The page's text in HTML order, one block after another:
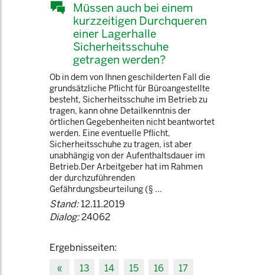
Müssen auch bei einem
kurzzeitigen Durchqueren
einer Lagerhalle
Sicherheitsschuhe
getragen werden?
Ob in dem von Ihnen geschilderten Fall die
grundsätzliche Pflicht für Büroangestellte
besteht, Sicherheitsschuhe im Betrieb zu
tragen, kann ohne Detailkenntnis der
örtlichen Gegebenheiten nicht beantwortet
werden. Eine eventuelle Pflicht,
Sicherheitsschuhe zu tragen, ist aber
unabhängig von der Aufenthaltsdauer im
Betrieb.Der Arbeitgeber hat im Rahmen
der durchzuführenden
Gefährdungsbeurteilung (§ ...
Stand:12.11.2019
Dialog:24062
Ergebnisseiten:
«
13 14 15 16
17